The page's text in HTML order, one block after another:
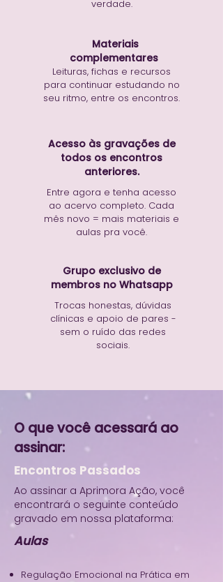
verdade.
Materiais
complementares
Leituras, fichas e recursos
para continuar estudando no
seu ritmo, entre os encontros.
Acesso às gravações de
todos os encontros
anteriores.
Entre agora e tenha acesso
ao acervo completo. Cada
mês novo = mais materiais e
aulas pra você.
Grupo exclusivo de
membros no Whatsapp
Trocas honestas, dúvidas
clínicas e apoio de pares -
sem o ruído das redes
sociais.
O que você acessará ao
assinar:
Encontros Passados
Ao assinar a Aprimora Ação, você
encontrará o seguinte conteúdo
gravado em nossa plataforma:
Aulas
Regulação Emocional na Prática em